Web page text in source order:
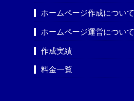
ホームページ作成について
ホームページ運営について
作成実績
料金一覧